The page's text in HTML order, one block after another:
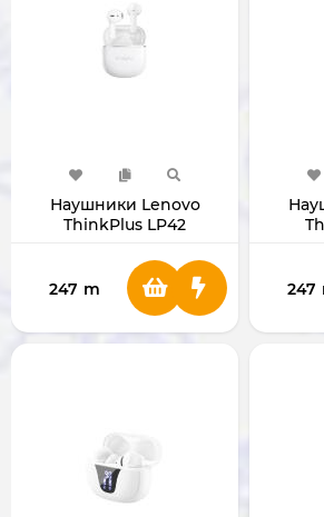
Наушники Lenovo
ThinkPlus LP42
247 m 247